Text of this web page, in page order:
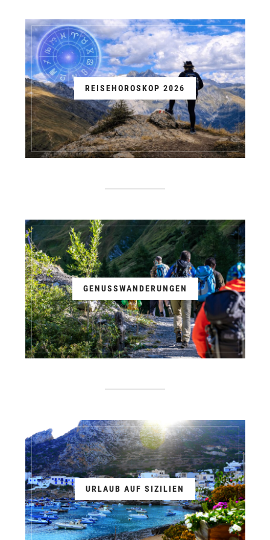
REISEHOROSKOP 2026
GENUSSWANDERUNGEN
URLAUB AUF SIZILIEN